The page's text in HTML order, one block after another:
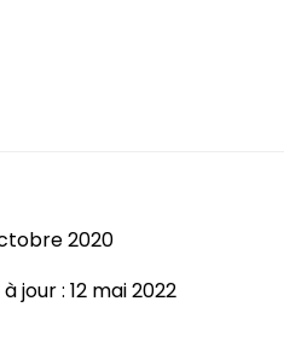
2020
jour : 12 mai 2022